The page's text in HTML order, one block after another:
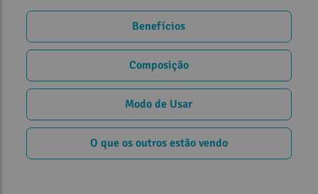
Benefícios
Composição
Modo de Usar
O que os outros estão vendo